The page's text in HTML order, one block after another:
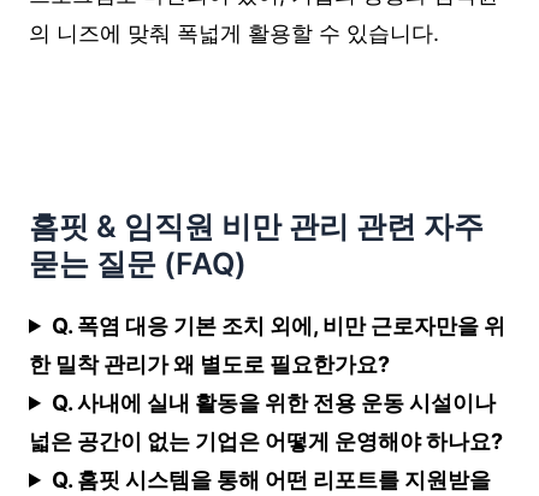
의 니즈에 맞춰 폭넓게 활용할 수 있습니다.
홈핏 & 임직원 비만 관리 관련 자주
묻는 질문 (FAQ)
Q. 폭염 대응 기본 조치 외에, 비만 근로자만을 위
한 밀착 관리가 왜 별도로 필요한가요?
Q. 사내에 실내 활동을 위한 전용 운동 시설이나
넓은 공간이 없는 기업은 어떻게 운영해야 하나요?
Q. 홈핏 시스템을 통해 어떤 리포트를 지원받을